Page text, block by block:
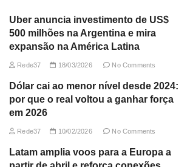
Uber anuncia investimento de US$
500 milhões na Argentina e mira
expansão na América Latina
Rede37 18/03/2026 No Comments
Dólar cai ao menor nível desde 2024:
por que o real voltou a ganhar força
em 2026
Rede37 10/02/2026 No Comments
Latam amplia voos para a Europa a